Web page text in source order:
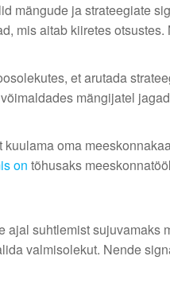
mängude ja strateegiate
mis aitab kiiretes otsustes.
et arutada
mängijatel
oma
on tõhusaks
suhtlemist sujuvamaks
valmisolekut. Nende